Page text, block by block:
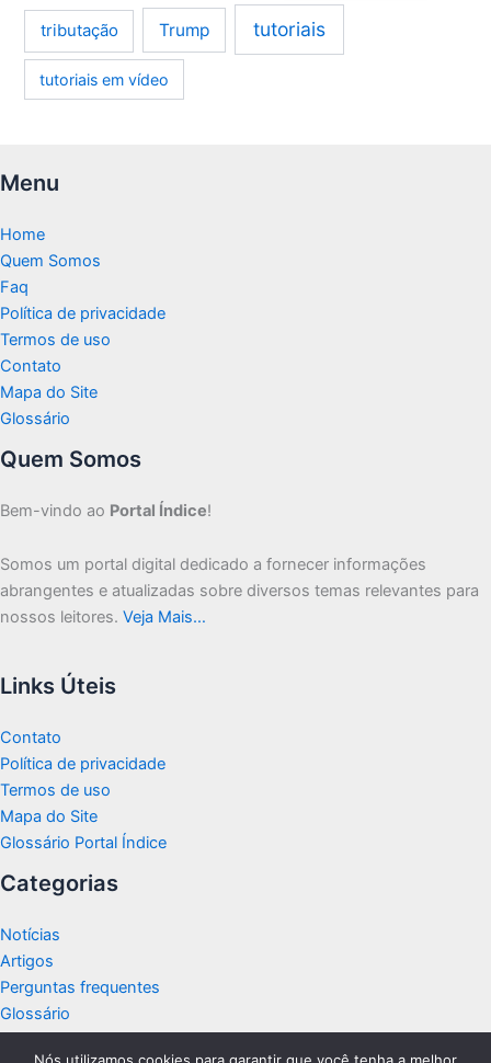
tributação Trump tutoriais
tutoriais em vídeo
Menu
Home
Quem Somos
Faq
Política de privacidade
Termos de uso
Contato
Mapa do Site
Glossário
Quem Somos
Bem-vindo ao Portal Índice!
Somos um portal digital dedicado a fornecer informações
abrangentes e atualizadas sobre diversos temas relevantes para
nossos leitores. Veja Mais…
Links Úteis
Contato
Política de privacidade
Termos de uso
Mapa do Site
Glossário Portal Índice
Categorias
Notícias
Artigos
Perguntas frequentes
Glossário